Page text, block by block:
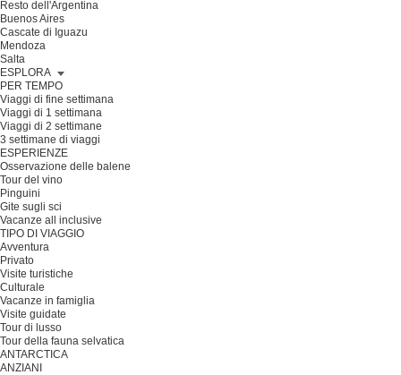
Resto dell'Argentina
Buenos Aires
Cascate di Iguazu
Mendoza
Salta
ESPLORA
PER TEMPO
Viaggi di fine settimana
Viaggi di 1 settimana
Viaggi di 2 settimane
3 settimane di viaggi
ESPERIENZE
Osservazione delle balene
Tour del vino
Pinguini
Gite sugli sci
Vacanze all inclusive
TIPO DI VIAGGIO
Avventura
Privato
Visite turistiche
Culturale
Vacanze in famiglia
Visite guidate
Tour di lusso
Tour della fauna selvatica
ANTARCTICA
ANZIANI